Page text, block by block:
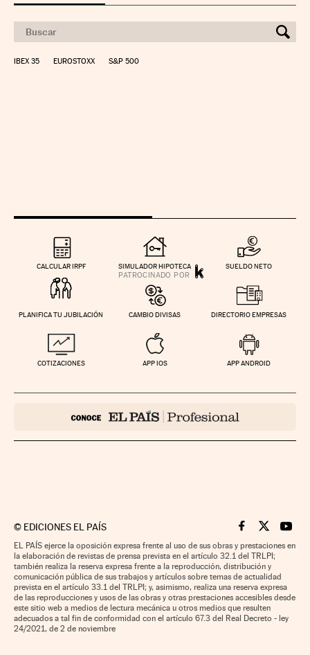
IBEX 35 EUROSTOXX S&P 500
CALCULAR IRPF SIMULADOR HIPOTECA SUELDO NETO
PLANIFICA TU JUBILACIÓN CAMBIO DIVISAS DIRECTORIO EMPRESAS
COTIZACIONES APP IOS APP ANDROID
© EDICIONES EL PAÍS Cinco Días en
Cinco Días
Cinco
EL PAÍS ejerce la oposición expresa frente al uso de sus obras y prestaciones en
la elaboración de revistas de prensa prevista en el artículo 32.1 del TRLPI;
también realiza la reserva expresa frente a la reproducción, distribución y
comunicación pública de sus trabajos y artículos sobre temas de actualidad
prevista en el artículo 33.1 del TRLPI; y, asimismo, realiza una reserva expresa
de las reproducciones y usos de las obras y otras prestaciones accesibles desde
este sitio web a medios de lectura mecánica u otros medios que resulten
adecuados a tal fin de conformidad con el artículo 67.3 del Real Decreto - ley
24/2021, de 2 de noviembre